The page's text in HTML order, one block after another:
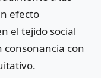
efecto
el tejido social
consonancia con